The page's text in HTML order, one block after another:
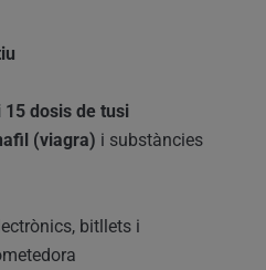
dosis de tusi
(viagra) i substàncies
bitllets i